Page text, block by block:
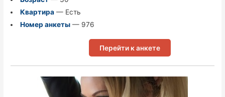
Квартира— Есть
Номер анкеты— 976
Перейти к анкете